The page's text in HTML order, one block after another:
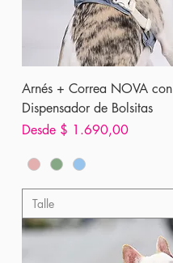
Arnés + Correa NOVA con
Dispensador de Bolsitas
Desde $ 1.690,00
Precio de oferta